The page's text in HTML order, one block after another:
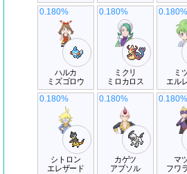
ハルカ
ミズゴロウ
0.180%
ミクリ
ミロカロス
0.180%
ミ
エル
0.180%
シトロン
エレザード
0.180%
カゲツ
アブソル
0.180%
マ
フワ
0.180%